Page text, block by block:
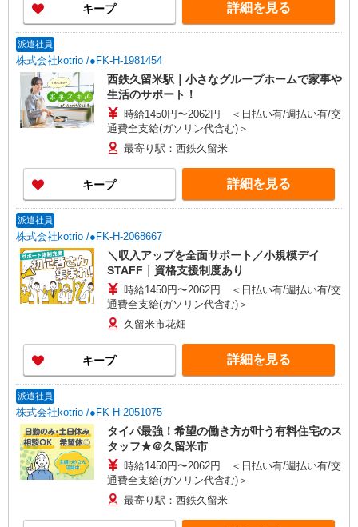
キープ 詳細を見る
派遣社員
株式会社kotrio /●FK-H-1981454
西鉄久留米駅｜小さなグループホームで家事や
生活のサポート！
時給1450円〜2062円 ＜日払い有/週払い有/交
通費全支給(ガソリン代含む)＞
最寄り駅：西鉄久留米
キープ 詳細を見る
派遣社員
株式会社kotrio /●FK-H-2068667
＼収入アップを全面サポート／小規模デイ
STAFF｜資格支援制度あり
時給1450円〜2062円 ＜日払い有/週払い有/交
通費全支給(ガソリン代含む)＞
久留米市花畑
キープ 詳細を見る
派遣社員
株式会社kotrio /●FK-H-2051075
タイパ最強！希望の働き方が叶う有料住宅のス
タッフ★＠久留米市
時給1450円〜2062円 ＜日払い有/週払い有/交
通費全支給(ガソリン代含む)＞
最寄り駅：西鉄久留米